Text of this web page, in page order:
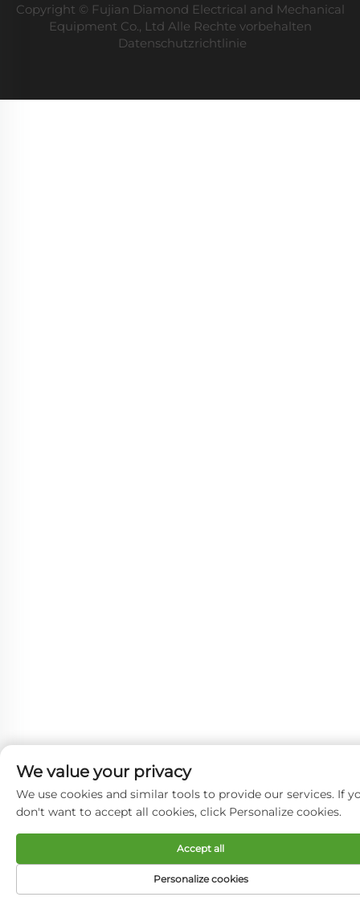
Copyright © Fujian Diamond Electrical and Mechanical
Equipment Co., Ltd Alle Rechte vorbehalten
Datenschutzrichtlinie
We value your privacy
We use cookies and similar tools to provide our services. If
don't want to accept all cookies, click Personalize cookies.
Personalize cookies
Accept all